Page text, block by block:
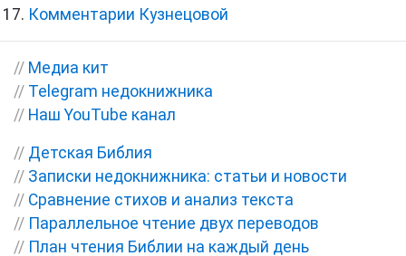
Комментарии Кузнецовой
// Медиа кит
// Telegram недокнижника
// Наш YouTube канал
// Детская Библия
// Записки недокнижника: статьи и новости
// Сравнение стихов и анализ текста
// Параллельное чтение двух переводов
// План чтения Библии на каждый день